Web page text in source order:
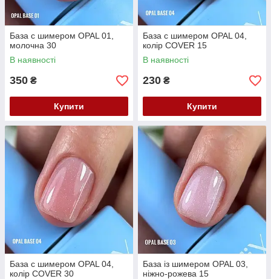
База с шимером OPAL 01,
молочна 30
В наявності
350 ₴
Купити
База с шимером OPAL 04,
колір COVER 15
В наявності
230 ₴
Купити
База с шимером OPAL 04,
колір COVER 30
База із шимером OPAL 03,
ніжно-рожева 15